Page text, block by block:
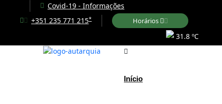
Covid-19 - Informações
+351 235 771 215* Horários
31.8 ºC
Início